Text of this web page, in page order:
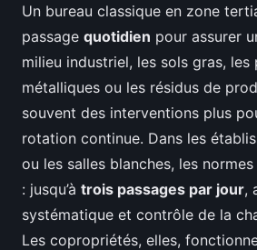
Un bureau classique en zone
passage quotidien pour assurer
milieu industriel, les sols gras, les
métalliques ou les résidus de
souvent des interventions plus
rotation continue. Dans les
ou les salles blanches, les
: jusqu’à trois passages par jour,
systématique et contrôle de la
Les copropriétés, elles,